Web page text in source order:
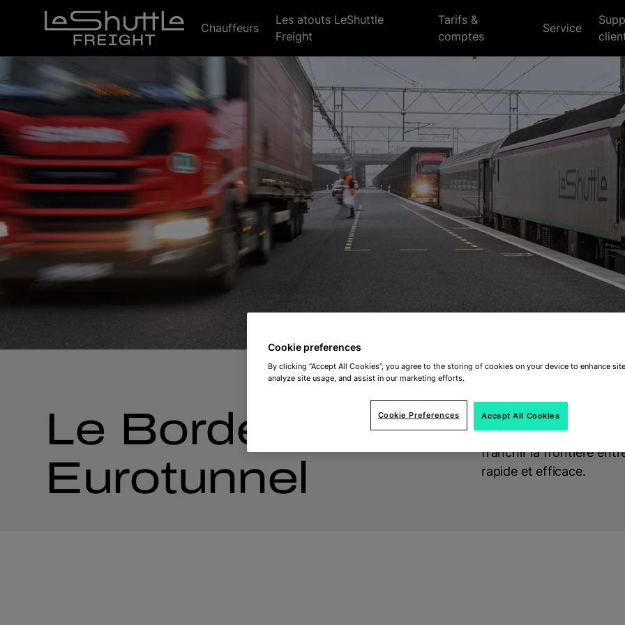
Chauffeurs
Les atouts LeShuttle
Freight
Tarifs &
comptes
Service
Le Border Pass
Eurotunnel
Le Border Pass
permet aux entreprises
franchir la frontière
rapide et efficace.
Cookie preferences
By clicking “Accept All Cookies”, you agree to the storing of cookies on your device to enhance
analyze site usage, and assist in our marketing efforts.
Cookie Preferences Accept All Cookies